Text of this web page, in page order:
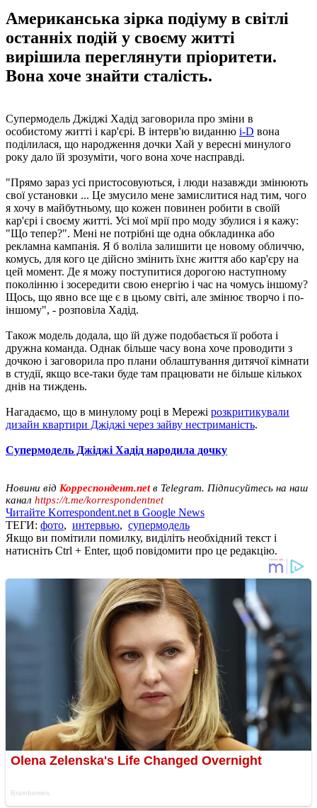
Американська зірка подіуму в світлі
останніх подій у своєму житті
вирішила переглянути пріоритети.
Вона хоче знайти сталість.
Супермодель Джіджі Хадід заговорила про зміни в
особистому житті і кар'єрі. В інтерв'ю виданню i-D вона
поділилася, що народження дочки Хай у вересні минулого
року дало їй зрозуміти, чого вона хоче насправді.
"Прямо зараз усі пристосовуються, і люди назавжди змінюють
свої установки ... Це змусило мене замислитися над тим, чого
я хочу в майбутньому, що кожен повинен робити в своїй
кар'єрі і своєму житті. Усі мої мрії про моду збулися і я кажу:
"Що тепер?". Мені не потрібні ще одна обкладинка або
рекламна кампанія. Я б воліла залишити це новому обличчю,
комусь, для кого це дійсно змінить їхнє життя або кар'єру на
цей момент. Де я можу поступитися дорогою наступному
поколінню і зосередити свою енергію і час на чомусь іншому?
Щось, що явно все ще є в цьому світі, але змінює творчо і по-
іншому", - розповіла Хадід.
Також модель додала, що їй дуже подобається її робота і
дружна команда. Однак більше часу вона хоче проводити з
дочкою і заговорила про плани облаштування дитячої кімнати
в студії, якщо все-таки буде там працювати не більше кількох
днів на тиждень.
Нагадаємо, що в минулому році в Мережі розкритикували
дизайн квартири Джіджі через зайву нестриманість.
Супермодель Джіджі Хадід народила дочку
Новини від Корреспондент.netв Telegram. Підписуйтесь на наш
канал https://t.me/korrespondentnet
Читайте Korrespondent.net в Google News
ТЕГИ: фото, интервью, супермодель
Якщо ви помітили помилку, виділіть необхідний текст і
натисніть Ctrl + Enter, щоб повідомити про це редакцію.